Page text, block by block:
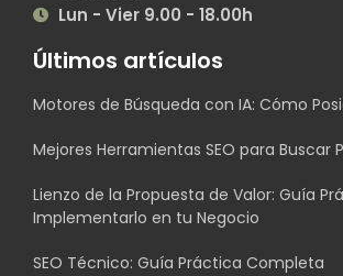
Lun - Vier 9.00 - 18.00h
Últimos artículos
Motores de Búsqueda con IA: Cómo
Mejores Herramientas SEO para Buscar
Lienzo de la Propuesta de Valor: Guía
Implementarlo en tu Negocio
SEO Técnico: Guía Práctica Completa